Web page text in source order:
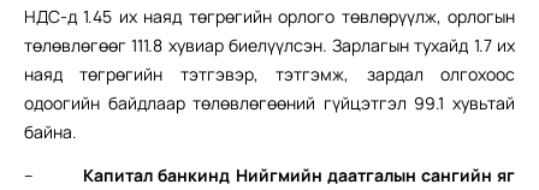
НДС-д 1.45 их наяд төгрөгийн орлого төвлөрүүлж, орлогын
төлөвлөгөөг 111.8 хувиар биелүүлсэн. Зарлагын тухайд 1.7 их
наяд төгрөгийн тэтгэвэр, тэтгэмж, зардал олгохоос
одоогийн байдлаар төлөвлөгөөний гүйцэтгэл 99.1 хувьтай
байна.
– Капитал банкинд Нийгмийн даатгалын сангийн яг